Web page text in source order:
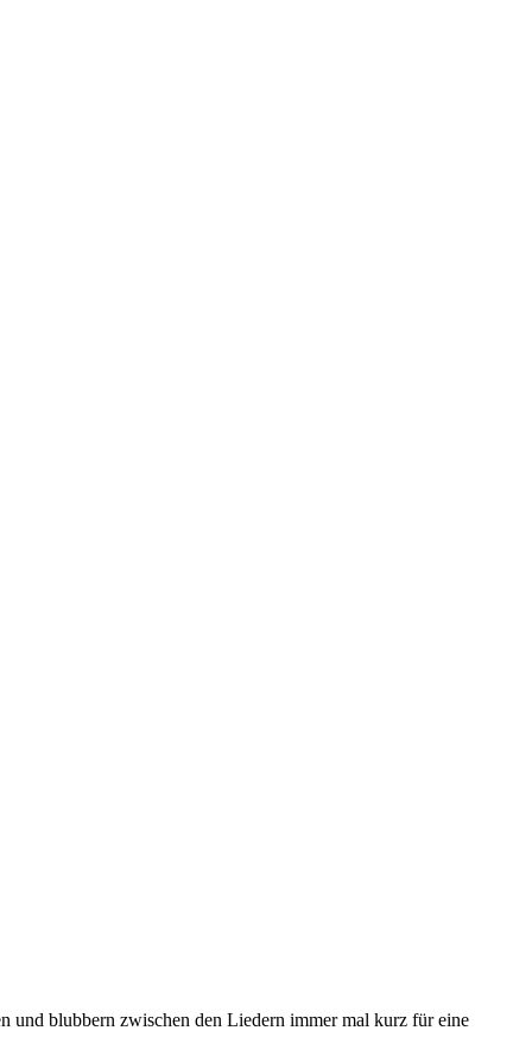
und blubbern zwischen den Liedern immer mal kurz für eine